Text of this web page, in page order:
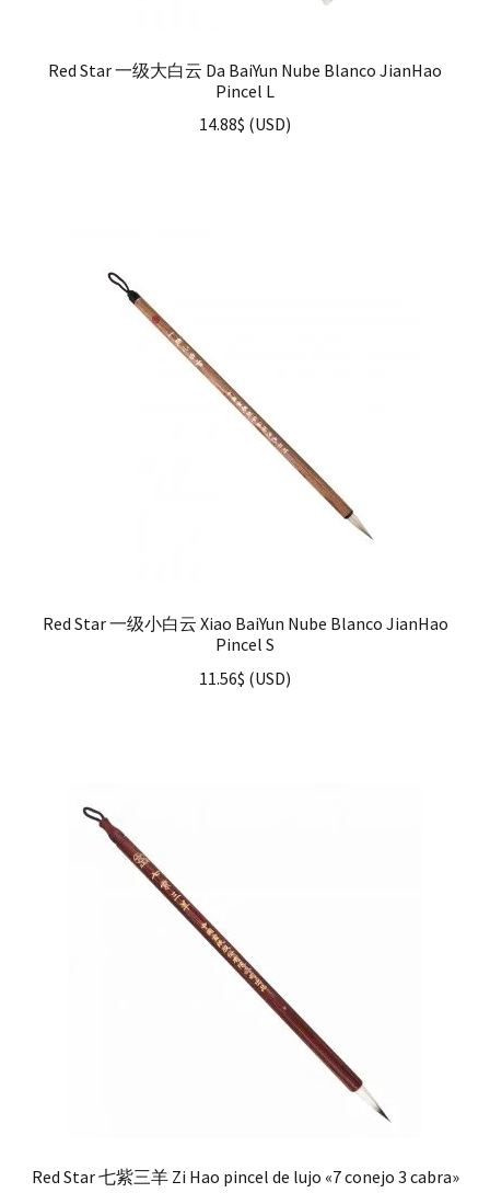
Red Star 一级大白云 Da BaiYun Nube Blanco JianHao
Pincel L
14.88$ (USD)
Red Star 一级小白云 Xiao BaiYun Nube Blanco JianHao
Pincel S
11.56$ (USD)
Red Star 七紫三羊 Zi Hao pincel de lujo «7 conejo 3 cabra»